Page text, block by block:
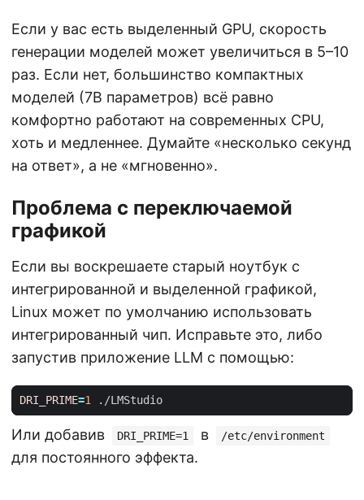
Если у вас есть выделенный GPU, скорость
генерации моделей может увеличиться в 5–10
раз. Если нет, большинство компактных
моделей (7B параметров) всё равно
комфортно работают на современных CPU,
хоть и медленнее. Думайте «несколько секунд
на ответ», а не «мгновенно».
Проблема с переключаемой
графикой
Если вы воскрешаете старый ноутбук с
интегрированной и выделенной графикой,
Linux может по умолчанию использовать
интегрированный чип. Исправьте это, либо
запустив приложение LLM с помощью:
DRI_PRIME=1
Или добавив DRI_PRIME=1 в /etc/environment
для постоянного эффекта.